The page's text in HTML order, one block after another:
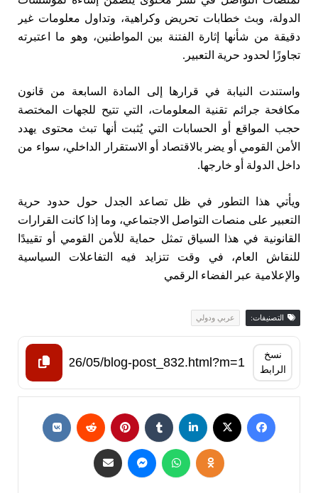
الدولة، وبث خطابات تحريض وكراهية، وتداول معلومات غير
دقيقة من شأنها إثارة الفتنة بين المواطنين، وهو ما اعتبرته
تجاوزًا لحدود حرية التعبير.
واستندت النيابة في قرارها إلى المادة السابعة من قانون
مكافحة جرائم تقنية المعلومات، التي تتيح للجهات المختصة
حجب المواقع أو الحسابات التي يُثبت أنها تبث محتوى يهدد
الأمن القومي أو يضر بالاقتصاد أو الاستقرار الداخلي، سواء من
داخل الدولة أو خارجها.
ويأتي هذا التطور في ظل تصاعد الجدل حول حدود حرية
التعبير على منصات التواصل الاجتماعي، وما إذا كانت القرارات
القانونية في هذا السياق تمثل حماية للأمن القومي أو تقييدًا
للنقاش العام، في وقت تتزايد فيه التفاعلات السياسية
والإعلامية عبر الفضاء الرقمي
التصنيفات: عربي ودولي
نسخ
الرابط